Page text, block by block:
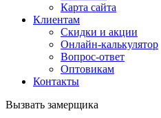
Карта сайта
Клиентам
Скидки и акции
Онлайн-калькулятор
Вопрос-ответ
Оптовикам
Контакты
Вызвать замерщика